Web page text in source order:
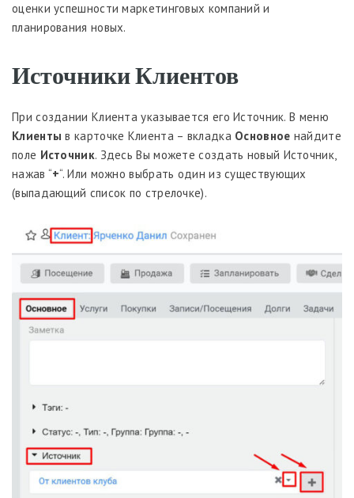
оценки успешности маркетинговых компаний и
планирования новых.
Источники Клиентов
При создании Клиента указывается его Источник. В меню
Клиенты в карточке Клиента – вкладка Основное найдите
поле Источник. Здесь Вы можете создать новый Источник,
нажав “+“. Или можно выбрать один из существующих
(выпадающий список по стрелочке).